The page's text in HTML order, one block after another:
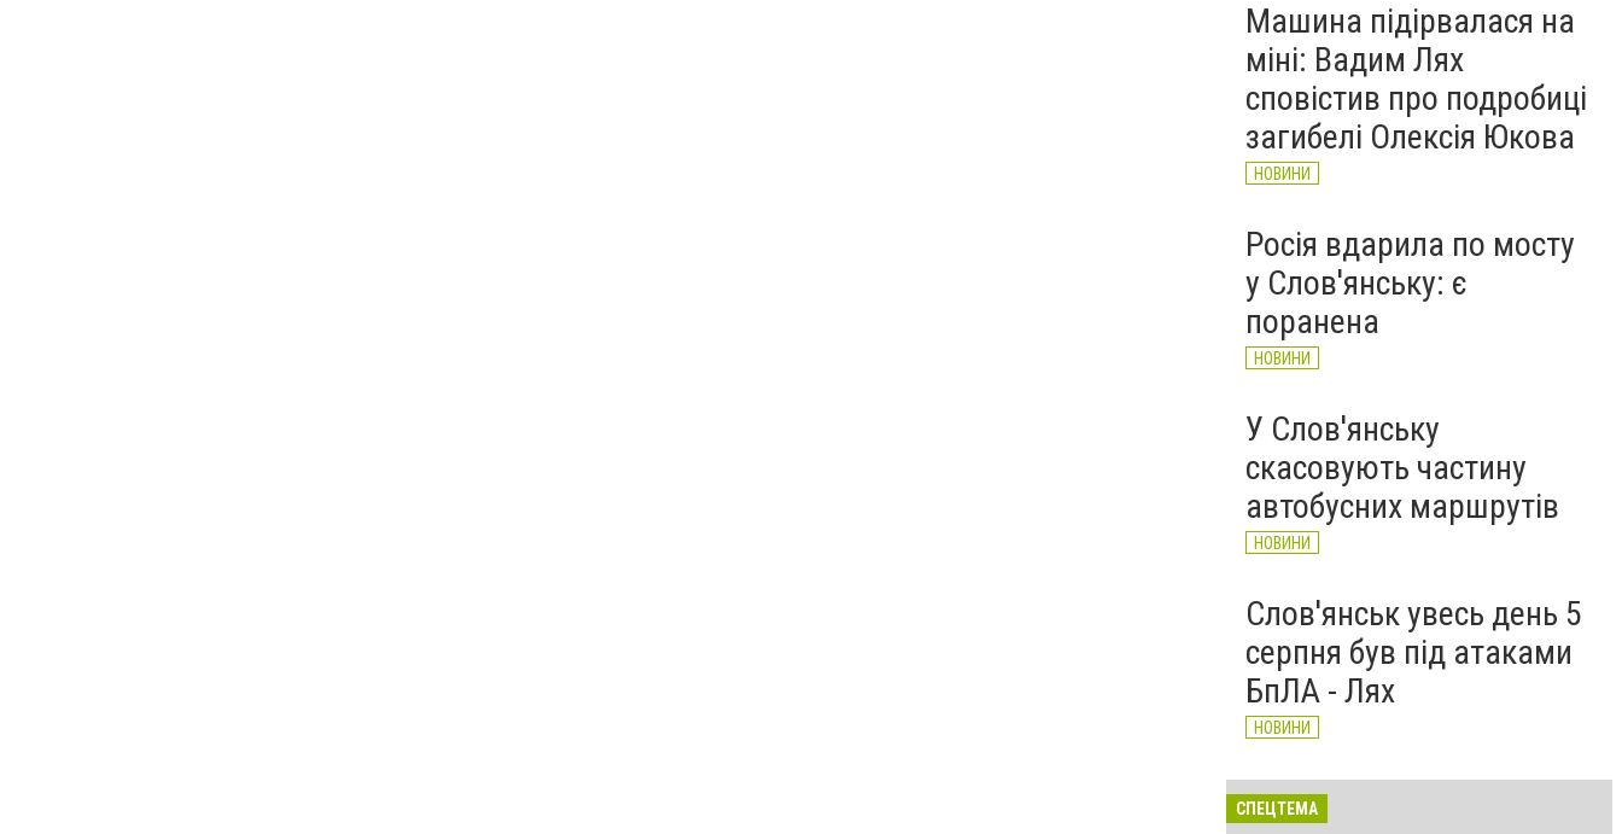
НОВИНИ
Машина підірвалася на
міні: Вадим Лях
сповістив про подробиці
загибелі Олексія Юкова
НОВИНИ
Росія вдарила по мосту
у Слов'янську: є
поранена
НОВИНИ
У Слов'янську
скасовують частину
автобусних маршрутів
НОВИНИ
Слов'янськ увесь день 5
серпня був під атаками
БпЛА - Лях
НОВИНИ
СПЕЦТЕМА